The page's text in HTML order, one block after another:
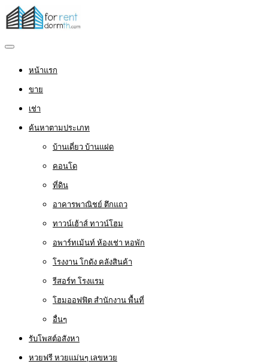
หน้าแรก
ขาย
เช่า
ค้นหาตามประเภท
บ้านเดี่ยว บ้านแฝด
คอนโด
ที่ดิน
อาคารพาณิชย์ ตึกแถว
ทาวน์เฮ้าส์ ทาวน์โฮม
อพาร์ทเม้นท์ ห้องเช่า หอพัก
โรงงาน โกดัง คลังสินค้า
รีสอร์ท โรงแรม
โฮมออฟฟิต สำนักงาน พื้นที่
อื่นๆ
รับโพสต์อสังหา
หวยฟรี หวยแม่นๆ เลขหวย